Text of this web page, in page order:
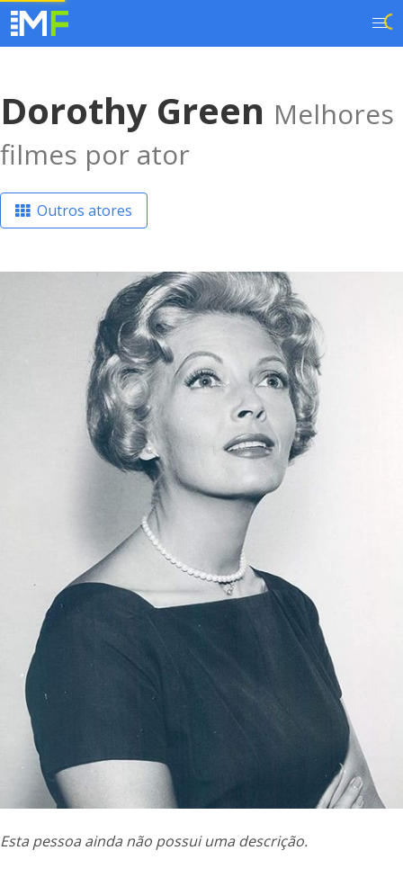
Dorothy Green Melhores
filmes por ator
Outros atores
Esta pessoa ainda não possui uma descrição.